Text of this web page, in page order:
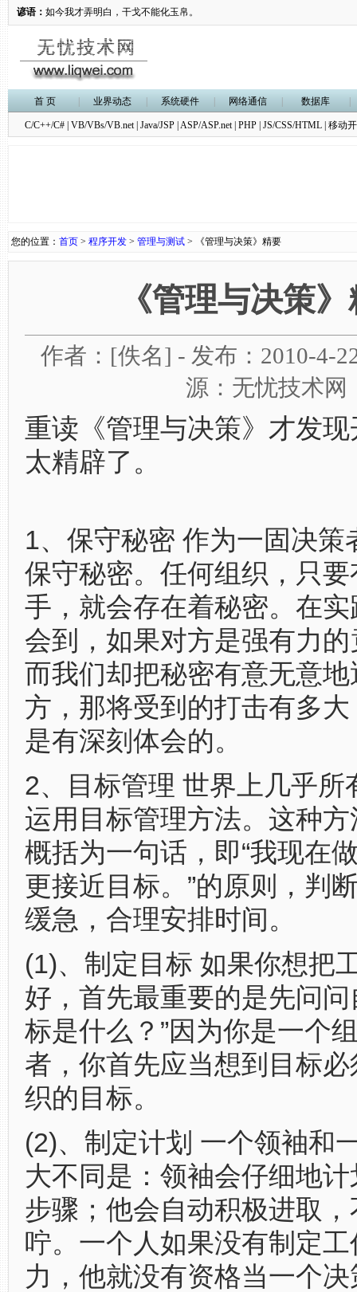
谚语： 如今我才弄明白，干戈不能化玉帛。
首 页 业界动态 系统硬件 网络通信 数据库
C/C++/C# VB/VBs/VB.net| Java/JSP ASP/ASP.net| PHP JS/CSS/HTML 移动
您的位置： 首页 > 程序开发 > 管理与测试 > 《管理与决策》精要
《管理与决策
作者：[佚名] - 发布：2010-4-
源：无忧技术网
重读《管理与决策》才发
太精辟了。
1、保守秘密 作为一固决策
保守秘密。任何组织，只
手，就会存在着秘密。在
会到，如果对方是强有力
而我们却把秘密有意无意
方，那将受到的打击有多
是有深刻体会的。
2、目标管理 世界上几乎所
运用目标管理方法。这种
概括为一句话，即“我现在
更接近目标。”的原则，判
缓急，合理安排时间。
(1)、制定目标 如果你想把
好，首先最重要的是先问问
标是什么？”因为你是一个
者，你首先应当想到目标
织的目标。
(2)、制定计划 一个领袖和
大不同是：领袖会仔细地
步骤；他会自动积极进取
咛。一个人如果没有制定
力，他就没有资格当一个